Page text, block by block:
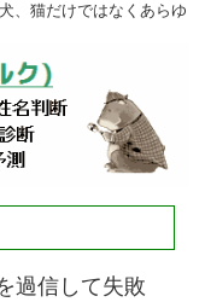
、猫だけではなくあらゆ
過信して失敗